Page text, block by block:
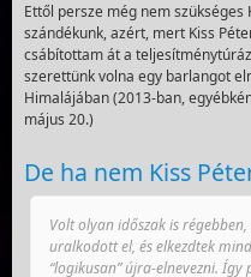
Ettől persze még nem
szándékunk, azért, mert Kiss
csábítottam át a
szerettünk volna egy barlangot
Himalájában (2013-ban,
május 20.)
De ha nem Kiss
Volt olyan időszak is
uralkodott el, és elkezdtek
“logikusan” újra-elnevezni.